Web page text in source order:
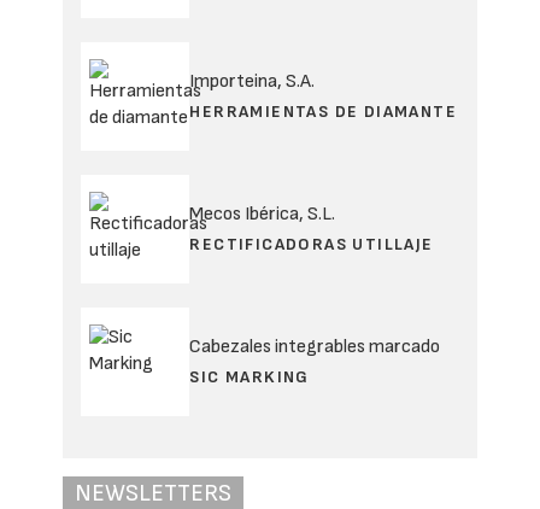
Importeina, S.A.
HERRAMIENTAS DE DIAMANTE
Mecos Ibérica, S.L.
RECTIFICADORAS UTILLAJE
Cabezales integrables marcado
SIC MARKING
NEWSLETTERS